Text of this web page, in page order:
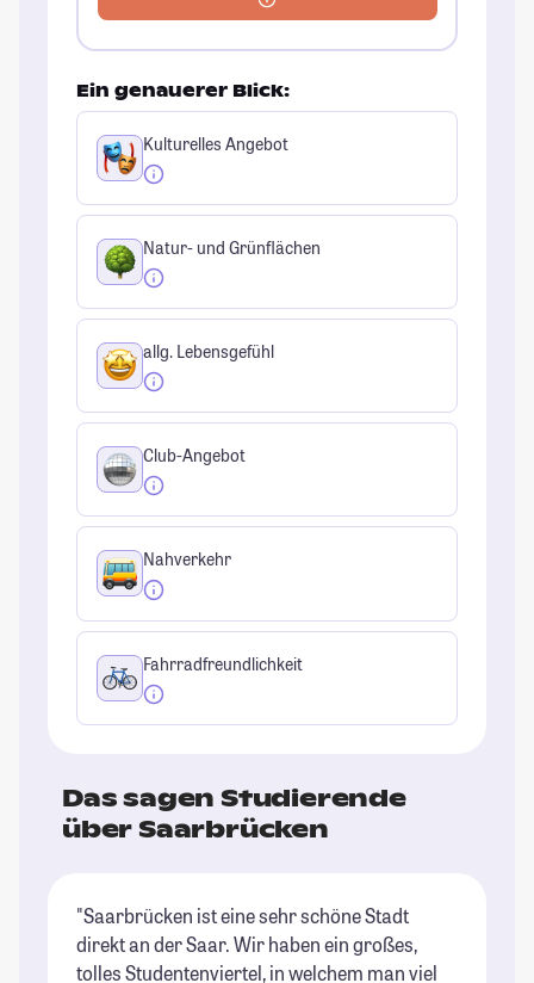
Ein genauerer Blick:
Kulturelles Angebot
Natur- und Grünflächen
allg. Lebensgefühl
Club-Angebot
Nahverkehr
Fahrradfreundlichkeit
Das sagen Studierende
über Saarbrücken
"Saarbrücken ist eine sehr schöne Stadt
direkt an der Saar. Wir haben ein großes,
tolles Studentenviertel, in welchem man viel